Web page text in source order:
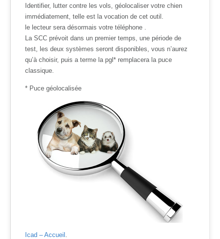
Identifier, lutter contre les vols, géolocaliser votre chien
immédiatement, telle est la vocation de cet outil.
le lecteur sera désormais votre téléphone .
La SCC prévoit dans un premier temps, une période de
test, les deux systèmes seront disponibles, vous n’aurez
qu’à choisir, puis a terme la pgl* remplacera la puce
classique.
* Puce géolocalisée
Icad – Accueil